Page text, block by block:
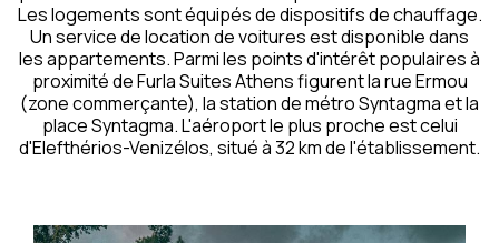
Les logements sont équipés de dispositifs de chauffage.
Un service de location de voitures est disponible dans
les appartements. Parmi les points d'intérêt populaires à
proximité de Furla Suites Athens figurent la rue Ermou
(zone commerçante), la station de métro Syntagma et la
place Syntagma. L'aéroport le plus proche est celui
d'Elefthérios-Venizélos, situé à 32 km de l'établissement.